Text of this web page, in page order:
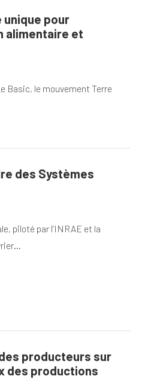
pour
alimentaire et
Basic, le mouvement Terre
des Systèmes
piloté par l’INRAE et la
producteurs sur
des productions